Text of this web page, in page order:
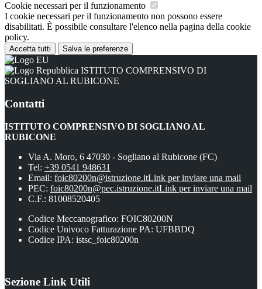
Cookie necessari per il funzionamento
I cookie necessari per il funzionamento non possono essere
disabilitati. È possibile consultare l'elenco nella pagina della cookie
policy.
Accetta tutti Salva le preferenze
ISTITUTO COMPRENSIVO DI
SOGLIANO AL RUBICONE
Contatti
ISTITUTO COMPRENSIVO DI SOGLIANO AL
RUBICONE
Via A. Moro, 6 47030 - Sogliano al Rubicone (FC)
Tel: +39 0541 948631
Email: foic80200n@istruzione.itLink per inviare una mail
PEC: foic80200n@pec.istruzione.itLink per inviare una mail
C.F.: 81008520405
Codice Meccanografico: FOIC80200N
Codice Univoco Fatturazione PA: UFBBDQ
Codice IPA: istsc_foic80200n
Sezione Link Utili